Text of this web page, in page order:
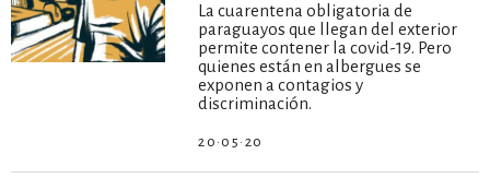
La cuarentena obligatoria de
paraguayos que llegan del exterior
permite contener la covid-19. Pero
quienes están en albergues se
exponen a contagios y
discriminación.
20·05·20